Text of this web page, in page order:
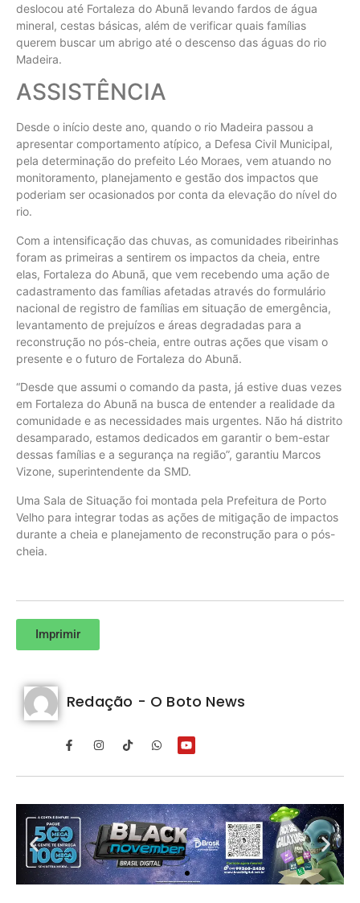
deslocou até Fortaleza do Abunã levando fardos de água
mineral, cestas básicas, além de verificar quais famílias
querem buscar um abrigo até o descenso das águas do rio
Madeira.
ASSISTÊNCIA
Desde o início deste ano, quando o rio Madeira passou a
apresentar comportamento atípico, a Defesa Civil Municipal,
pela determinação do prefeito Léo Moraes, vem atuando no
monitoramento, planejamento e gestão dos impactos que
poderiam ser ocasionados por conta da elevação do nível do
rio.
Com a intensificação das chuvas, as comunidades ribeirinhas
foram as primeiras a sentirem os impactos da cheia, entre
elas, Fortaleza do Abunã, que vem recebendo uma ação de
cadastramento das famílias afetadas através do formulário
nacional de registro de famílias em situação de emergência,
levantamento de prejuízos e áreas degradadas para a
reconstrução no pós-cheia, entre outras ações que visam o
presente e o futuro de Fortaleza do Abunã.
“Desde que assumi o comando da pasta, já estive duas vezes
em Fortaleza do Abunã na busca de entender a realidade da
comunidade e as necessidades mais urgentes. Não há distrito
desamparado, estamos dedicados em garantir o bem-estar
dessas famílias e a segurança na região”, garantiu Marcos
Vizone, superintendente da SMD.
Uma Sala de Situação foi montada pela Prefeitura de Porto
Velho para integrar todas as ações de mitigação de impactos
durante a cheia e planejamento de reconstrução para o pós-
cheia.
Imprimir
Redação - O Boto News